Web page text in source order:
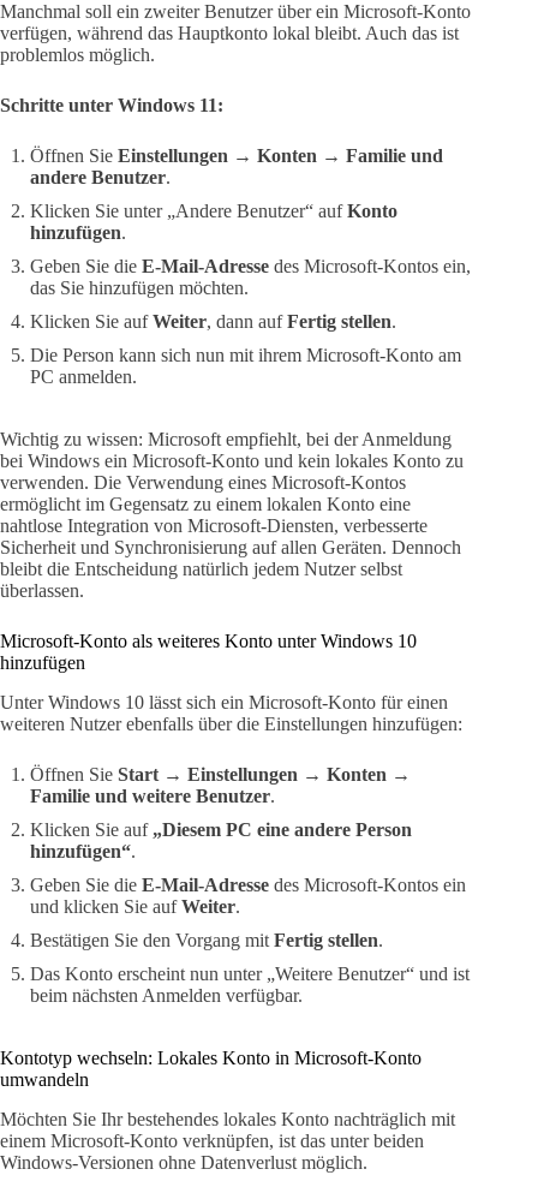
Manchmal soll ein zweiter Benutzer über ein Microsoft-Konto
verfügen, während das Hauptkonto lokal bleibt. Auch das ist
problemlos möglich.
Schritte unter Windows 11:
Öffnen Sie Einstellungen → Konten → Familie und
andere Benutzer.
Klicken Sie unter „Andere Benutzer“ aufKonto
hinzufügen.
Geben Sie die E-Mail-Adresse des Microsoft-Kontos ein,
das Sie hinzufügen möchten.
Klicken Sie aufWeiter, dann aufFertig stellen.
Die Person kann sich nun mit ihrem Microsoft-Konto am
PC anmelden.
Wichtig zu wissen: Microsoft empfiehlt, bei der Anmeldung
bei Windows ein Microsoft-Konto und kein lokales Konto zu
verwenden. Die Verwendung eines Microsoft-Kontos
ermöglicht im Gegensatz zu einem lokalen Konto eine
nahtlose Integration von Microsoft-Diensten, verbesserte
Sicherheit und Synchronisierung auf allen Geräten. Dennoch
bleibt die Entscheidung natürlich jedem Nutzer selbst
überlassen.
Microsoft-Konto als weiteres Konto unter Windows 10
hinzufügen
Unter Windows 10 lässt sich ein Microsoft-Konto für einen
weiteren Nutzer ebenfalls über die Einstellungen hinzufügen:
Öffnen Sie Start → Einstellungen → Konten →
Familie und weitere Benutzer.
Klicken Sie auf „Diesem PC eine andere Person
hinzufügen“.
Geben Sie die E-Mail-Adresse des Microsoft-Kontos ein
und klicken Sie aufWeiter.
Bestätigen Sie den Vorgang mit Fertig stellen.
Das Konto erscheint nun unter „Weitere Benutzer“ und ist
beim nächsten Anmelden verfügbar.
Kontotyp wechseln: Lokales Konto in Microsoft-Konto
umwandeln
Möchten Sie Ihr bestehendes lokales Konto nachträglich mit
einem Microsoft-Konto verknüpfen, ist das unter beiden
Windows-Versionen ohne Datenverlust möglich.